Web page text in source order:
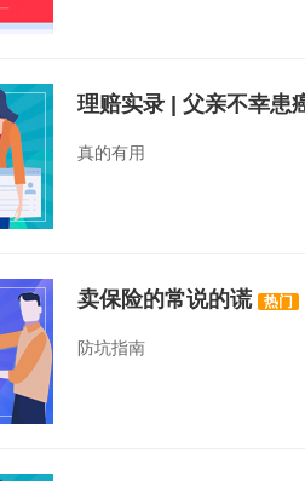
理赔实录 | 父亲不幸患
真的有用
卖保险的常说的谎 热门
防坑指南